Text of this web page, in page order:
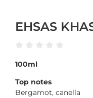
EHSAS
100ml
Top notes
Bergamot, canella